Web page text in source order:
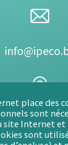
IPECO SRL
de
place des
sont
Internet et
sont